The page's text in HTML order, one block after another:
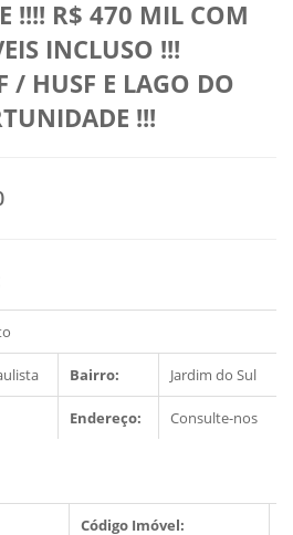
!!!! R$ 470 MIL COM
INCLUSO !!!
/ HUSF E LAGO DO
!!!
Bairro: Jardim do Sul
Endereço: Consulte-nos
Código Imóvel: